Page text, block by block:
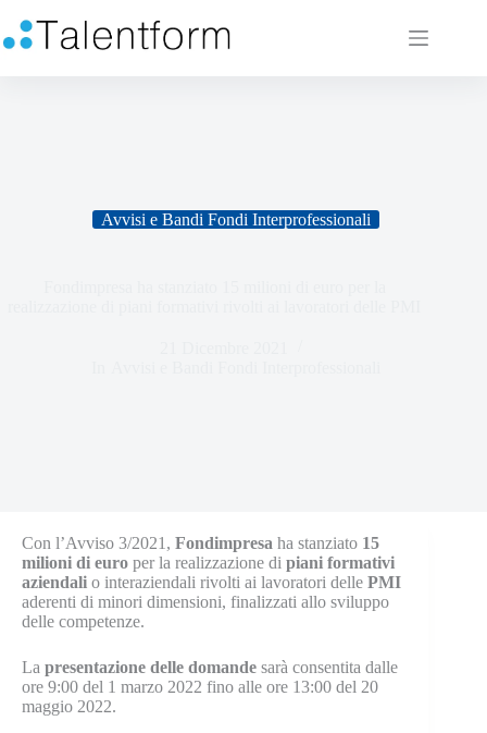
Avvisi e Bandi Fondi Interprofessionali
Con l’Avviso 3/2021, Fondimpresa ha stanziato 15
milioni di euro per la realizzazione di piani formativi
aziendali o interaziendali rivolti ai lavoratori delle PMI
aderenti di minori dimensioni, finalizzati allo sviluppo
delle competenze.
La presentazione delle domande sarà consentita dalle
ore 9:00 del 1 marzo 2022 fino alle ore 13:00 del 20
maggio 2022.